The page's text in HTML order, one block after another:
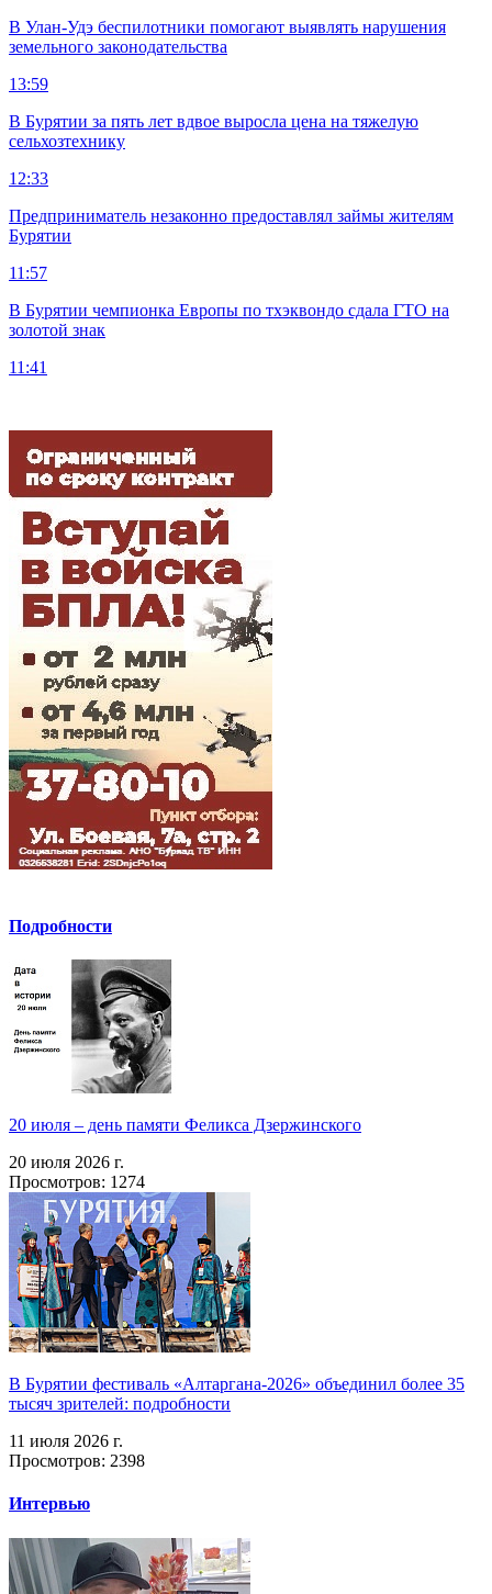
В Улан-Удэ беспилотники помогают выявлять нарушения
земельного законодательства
13:59
В Бурятии за пять лет вдвое выросла цена на тяжелую
сельхозтехнику
12:33
Предприниматель незаконно предоставлял займы жителям
Бурятии
11:57
В Бурятии чемпионка Европы по тхэквондо сдала ГТО на
золотой знак
11:41
Подробности
20 июля – день памяти Феликса Дзержинского
20 июля 2026 г.
Просмотров: 1274
В Бурятии фестиваль «Алтаргана-2026» объединил более 35
тысяч зрителей: подробности
11 июля 2026 г.
Просмотров: 2398
Интервью